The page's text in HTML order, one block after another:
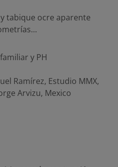
tabique ocre aparente
y PH
Ramírez, Estudio MMX,
Arvizu, Mexico